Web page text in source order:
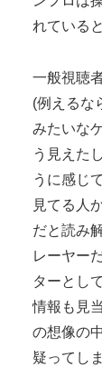
れている
一般視聴
(例えるな
みたいな
う見えた
うに感じ
見てる人
だと読み
レーヤー
ターとし
情報も見
の想像の
疑ってし